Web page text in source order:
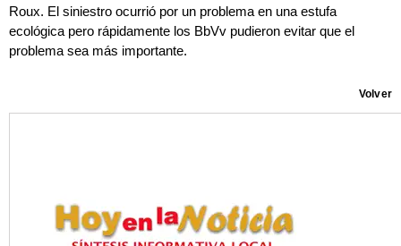
Roux. El siniestro ocurrió por un problema en una estufa
ecológica pero rápidamente los BbVv pudieron evitar que el
problema sea más importante.
Volver